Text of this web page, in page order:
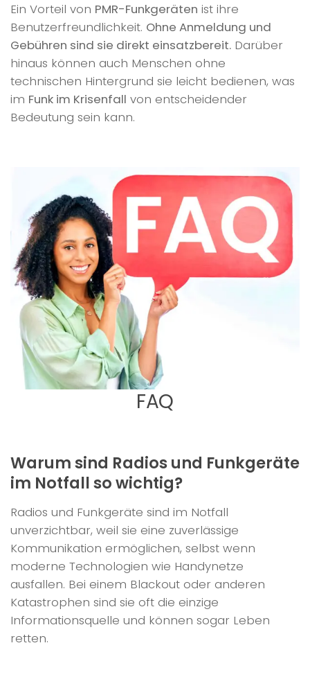
Ein Vorteil von PMR-Funkgeräten ist ihre
Benutzerfreundlichkeit. Ohne Anmeldung und
Gebühren sind sie direkt einsatzbereit. Darüber
hinaus können auch Menschen ohne
technischen Hintergrund sie leicht bedienen, was
im Funk im Krisenfall von entscheidender
Bedeutung sein kann.
FAQ
Warum sind Radios und Funkgeräte
im Notfall so wichtig?
Radios und Funkgeräte sind im Notfall
unverzichtbar, weil sie eine zuverlässige
Kommunikation ermöglichen, selbst wenn
moderne Technologien wie Handynetze
ausfallen. Bei einem Blackout oder anderen
Katastrophen sind sie oft die einzige
Informationsquelle und können sogar Leben
retten.